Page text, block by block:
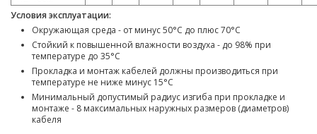
Условия эксплуатации:
Окружающая среда - от минус 50°С до плюс 70°С
Стойкий к повышенной влажности воздуха - до 98% при
температуре до 35°С
Прокладка и монтаж кабелей должны производиться при
температуре не ниже минус 15°С
Минимальный допустимый радиус изгиба при прокладке и
монтаже - 8 максимальных наружных размеров (диаметров)
кабеля